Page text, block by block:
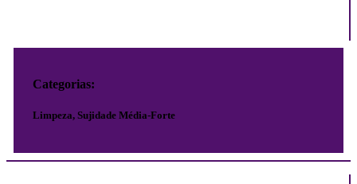
Categorias:
Limpeza, Sujidade Média-Forte